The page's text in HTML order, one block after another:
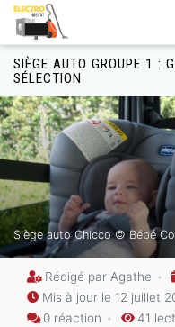
Aller au contenu principal
Formulaire de recherche
SIÈGE AUTO GROUPE 1 :
SÉLECTION
Siège auto Chicco © Bébé
Rédigé par Agathe
Mis à jour le 12 juillet
0 réaction
41